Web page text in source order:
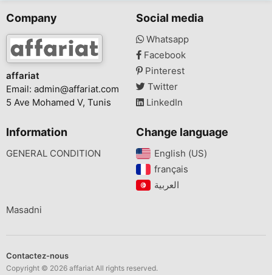
Company
affariat
Email: admin@affariat.com
5 Ave Mohamed V, Tunis
Social media
Whatsapp
Facebook
Pinterest
Twitter
LinkedIn
Information
GENERAL CONDITION
Change language
English (US)‎
français‎
Masadni
Contactez-nous
Copyright © 2026 affariat All rights reserved.